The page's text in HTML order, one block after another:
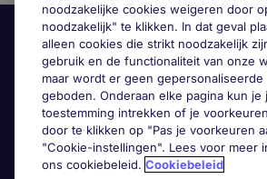
Handige informatie
noodzakelijke cookies weigeren door
noodzakelijk" te klikken. In dat geval
alleen cookies die strikt noodzakelijk
gebruik en de functionaliteit van onze
maar wordt er geen gepersonaliseerde
geboden. Onderaan elke pagina kun je
toestemming intrekken of je
door te klikken op "Pas je voorkeuren
"Cookie-instellingen". Lees voor meer
ons cookiebeleid. Cookiebeleid